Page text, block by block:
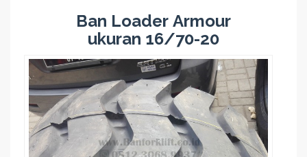
Ban Loader Armour
ukuran 16/70-20